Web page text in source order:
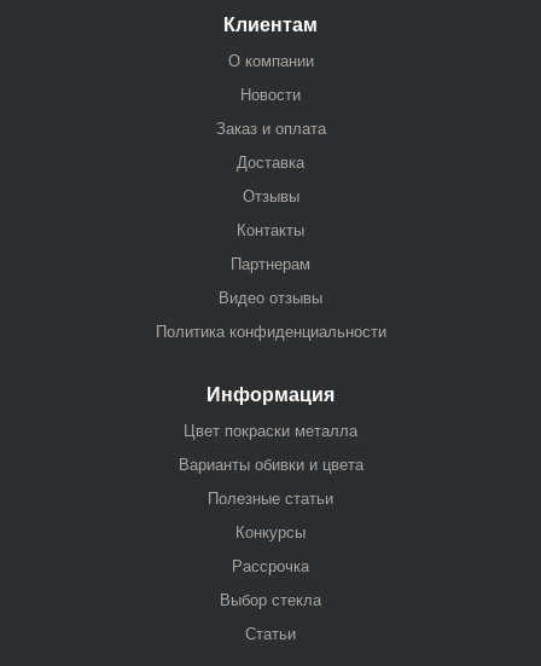
Клиентам
О компании
Новости
Заказ и оплата
Доставка
Отзывы
Контакты
Партнерам
Видео отзывы
Политика конфиденциальности
Информация
Цвет покраски металла
Варианты обивки и цвета
Полезные статьи
Конкурсы
Рассрочка
Выбор стекла
Статьи